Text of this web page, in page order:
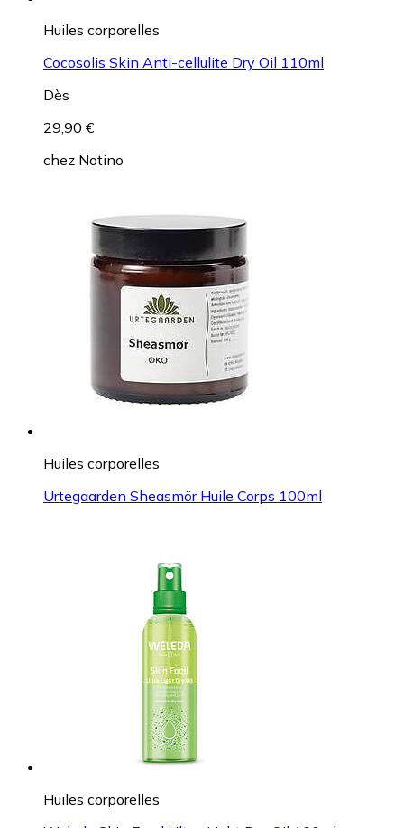
Huiles corporelles
Cocosolis Skin Anti-cellulite Dry Oil 110ml
Dès
29,90 €
chez Notino
Huiles corporelles
Urtegaarden Sheasmör Huile Corps 100ml
Huiles corporelles